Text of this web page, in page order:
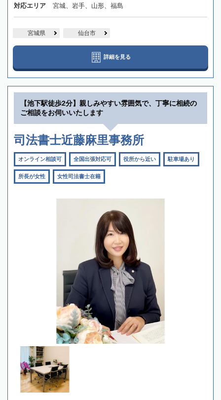
対応エリア 宮城、岩手、山形、福島
宮城県 仙台市
詳細を見る
【池下駅徒歩2分】親しみやすい雰囲気で、丁寧に相続の
ご相談をお伺いいたします
司法書士近藤麻里事務所
オンライン相談可 全国出張対応可 役所から近い 駐車場あり
所長が女性 女性司法書士在籍